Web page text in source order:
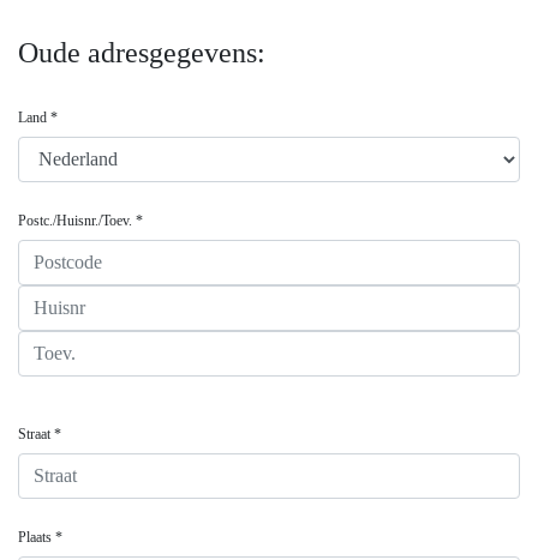
Oude adresgegevens:
Land *
Postc./Huisnr./Toev. *
Straat *
Plaats *